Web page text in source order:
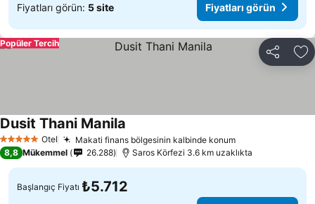
Fiyatları görün: 5 site Fiyatları görün
Paylaş
Popüler Tercih
5 Yıldız Otel Makati finans bölgesinin kalbinde konum
Dusit Thani Manila
8,8 Mükemmel 26.288 Saros Körfezi 3.6 km uzaklıkta
Başlangıç Fiyatı ₺5.712